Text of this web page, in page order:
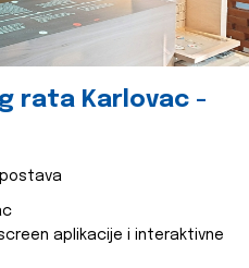
rata Karlovac -
aplikacije i interaktivne